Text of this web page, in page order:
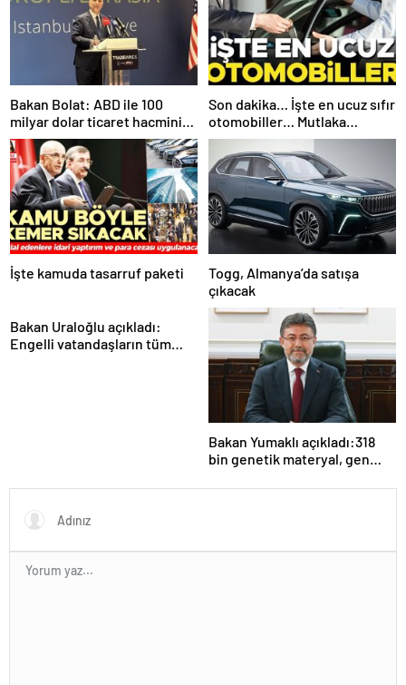
Bakan Bolat: ABD ile 100
milyar dolar ticaret hacmini
gerçekleştirebiliriz
Son dakika… İşte en ucuz sıfır
otomobiller… Mutlaka
pazarlık edin
İşte kamuda tasarruf paketi
Togg, Almanya’da satışa
çıkacak
Bakan Uraloğlu açıkladı:
Engelli vatandaşların tüm
Bakan Yumaklı açıkladı:318
bin genetik materyal, gen
altında